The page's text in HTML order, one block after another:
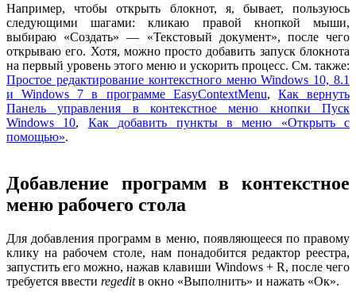
Например, чтобы открыть блокнот, я, бывает, пользуюсь
следующими шагами: кликаю правой кнопкой мыши,
выбираю «Создать» — «Текстовый документ», после чего
открываю его. Хотя, можно просто добавить запуск блокнота
на первый уровень этого меню и ускорить процесс. См. также:
Простое редактирование контекстного меню Windows 10, 8.1
и Windows 7 в программе EasyContextMenu, Как вернуть
Панель управления в контекстное меню кнопки Пуск
Windows 10, Как добавить пункты в меню «Открыть с
помощью».
Добавление программ в контекстное
меню рабочего стола
Для добавления программ в меню, появляющееся по правому
клику на рабочем столе, нам понадобится редактор реестра,
запустить его можно, нажав клавиши Windows + R, после чего
требуется ввести regeditв окно «Выполнить» и нажать «Ок».